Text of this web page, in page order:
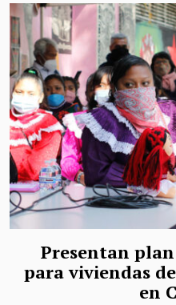
Presentan
para viviendas
en